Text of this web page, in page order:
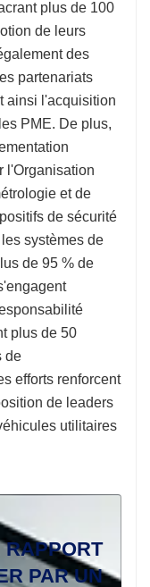
plus de 100
de leurs
des
partenariats
ainsi l'acquisition
PME. De plus,
l'Organisation
et de
de sécurité
systèmes de
de 95 % de
plus de 50
de
efforts renforcent
de leaders
utilitaires
RAPPORT
PAR UN